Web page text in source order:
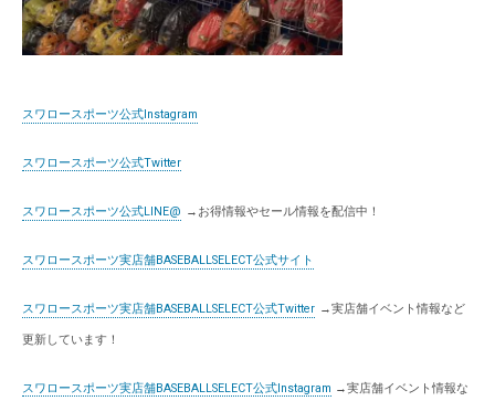
スワロースポーツ公式Instagram
スワロースポーツ公式Twitter
スワロースポーツ公式LINE@ →お得情報やセール情報を配信中！
スワロースポーツ実店舗BASEBALLSELECT公式サイト
スワロースポーツ実店舗BASEBALLSELECT公式Twitter →実店舗イベント情報など
更新しています！
スワロースポーツ実店舗BASEBALLSELECT公式Instagram →実店舗イベント情報な